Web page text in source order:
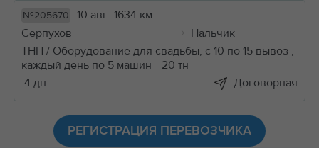
№205670 10 авг 1634 км
Серпухов
Нальчик
ТНП / Оборудование для свадьбы, с 10 по 15 вывоз ,
каждый день по 5 машин
20 тн
4 дн.
Договорная
РЕГИСТРАЦИЯ ПЕРЕВОЗЧИКА